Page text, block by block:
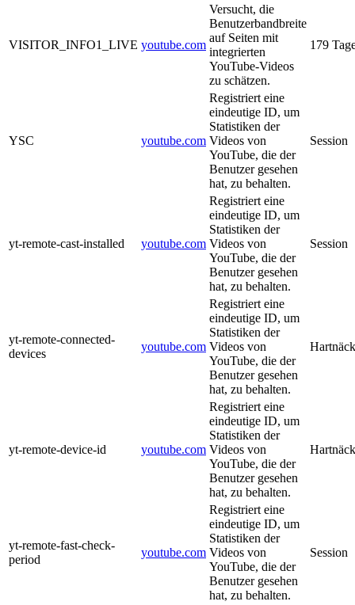
VISITOR_INFO1_LIVE youtube.com
Versucht, die
Benutzerbandbreite
auf Seiten mit
integrierten
YouTube-Videos
zu schätzen.
179
YSC youtube.com
Registriert eine
eindeutige ID, um
Statistiken der
Videos von
YouTube, die der
Benutzer gesehen
hat, zu behalten.
Session
yt-remote-cast-installed youtube.com
Registriert eine
eindeutige ID, um
Statistiken der
Videos von
YouTube, die der
Benutzer gesehen
hat, zu behalten.
Session
yt-remote-connected-
devices
youtube.com
Registriert eine
eindeutige ID, um
Statistiken der
Videos von
YouTube, die der
Benutzer gesehen
hat, zu behalten.
yt-remote-device-id youtube.com
Registriert eine
eindeutige ID, um
Statistiken der
Videos von
YouTube, die der
Benutzer gesehen
hat, zu behalten.
yt-remote-fast-check-
period
youtube.com
Registriert eine
eindeutige ID, um
Statistiken der
Videos von
YouTube, die der
Benutzer gesehen
hat, zu behalten.
Session